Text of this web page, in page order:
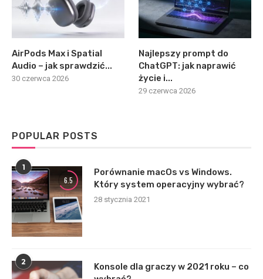
AirPods Max i Spatial
Audio – jak sprawdzić...
30 czerwca 2026
Najlepszy prompt do
ChatGPT: jak naprawić
życie i...
29 czerwca 2026
POPULAR POSTS
1
6.5
Porównanie macOs vs Windows.
Który system operacyjny wybrać?
28 stycznia 2021
2
Konsole dla graczy w 2021 roku – co